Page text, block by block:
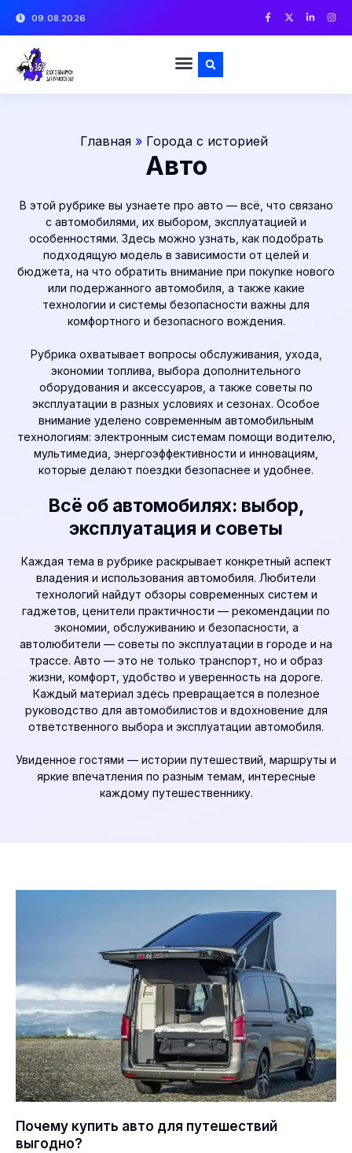
09.08.2026
Главная » Города с историей
Авто
В этой рубрике вы узнаете про авто — всё, что связано
с автомобилями, их выбором, эксплуатацией и
особенностями. Здесь можно узнать, как подобрать
подходящую модель в зависимости от целей и
бюджета, на что обратить внимание при покупке нового
или подержанного автомобиля, а также какие
технологии и системы безопасности важны для
комфортного и безопасного вождения.
Рубрика охватывает вопросы обслуживания, ухода,
экономии топлива, выбора дополнительного
оборудования и аксессуаров, а также советы по
эксплуатации в разных условиях и сезонах. Особое
внимание уделено современным автомобильным
технологиям: электронным системам помощи водителю,
мультимедиа, энергоэффективности и инновациям,
которые делают поездки безопаснее и удобнее.
Всё об автомобилях: выбор,
эксплуатация и советы
Каждая тема в рубрике раскрывает конкретный аспект
владения и использования автомобиля. Любители
технологий найдут обзоры современных систем и
гаджетов, ценители практичности — рекомендации по
экономии, обслуживанию и безопасности, а
автолюбители — советы по эксплуатации в городе и на
трассе. Авто — это не только транспорт, но и образ
жизни, комфорт, удобство и уверенность на дороге.
Каждый материал здесь превращается в полезное
руководство для автомобилистов и вдохновение для
ответственного выбора и эксплуатации автомобиля.
Увиденное гостями — истории путешествий, маршруты и
яркие впечатления по разным темам, интересные
каждому путешественнику.
Почему купить авто для путешествий
выгодно?